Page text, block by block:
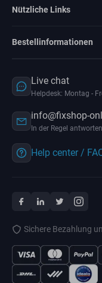
Nützliche Links
Bestellinformationen
Live chat
Helpdesk: Montag -
info@fixshop-
In der Regel
Help center /
Sichere Bezahlung